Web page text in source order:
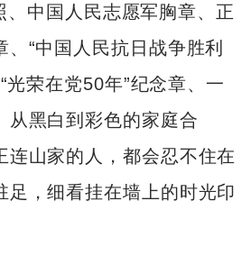
、中国人民志愿军胸章、正
“中国人民抗日战争胜利
光荣在党50年”纪念章、一
从黑白到彩色的家庭合
山家的人，都会忍不住在
足，细看挂在墙上的时光印